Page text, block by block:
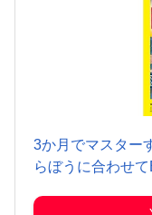
3か月でマスター
らぼうに合わせ